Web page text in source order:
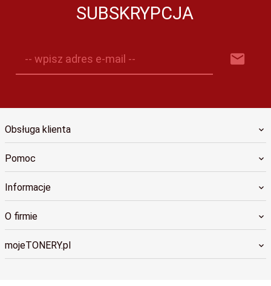
SUBSKRYPCJA
-- wpisz adres e-mail --
Obsługa klienta
Pomoc
Informacje
O firmie
mojeTONERY.pl